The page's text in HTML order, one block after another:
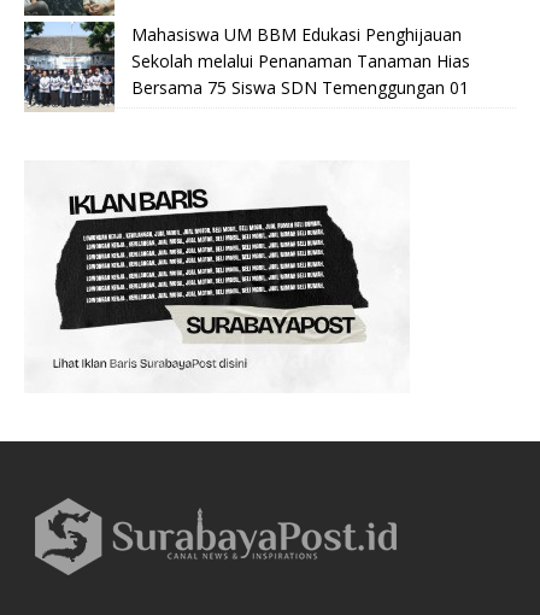
Mahasiswa UM BBM Edukasi Penghijauan
Sekolah melalui Penanaman Tanaman Hias
Bersama 75 Siswa SDN Temenggungan 01